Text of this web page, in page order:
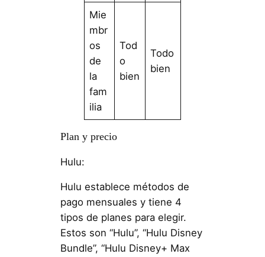
Mie
mbr
os
de
la
fam
ilia
Tod
o
bien
Todo
bien
Plan y precio
Hulu:
Hulu establece métodos de
pago mensuales y tiene 4
tipos de planes para elegir.
Estos son “Hulu”, “Hulu Disney
Bundle”, “Hulu Disney+ Max